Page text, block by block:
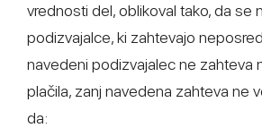
vrednosti del, oblikoval tako, da se
podizvajalce, ki zahtevajo
navedeni podizvajalec ne zahteva
plačila, zanj navedena zahteva ne
da: